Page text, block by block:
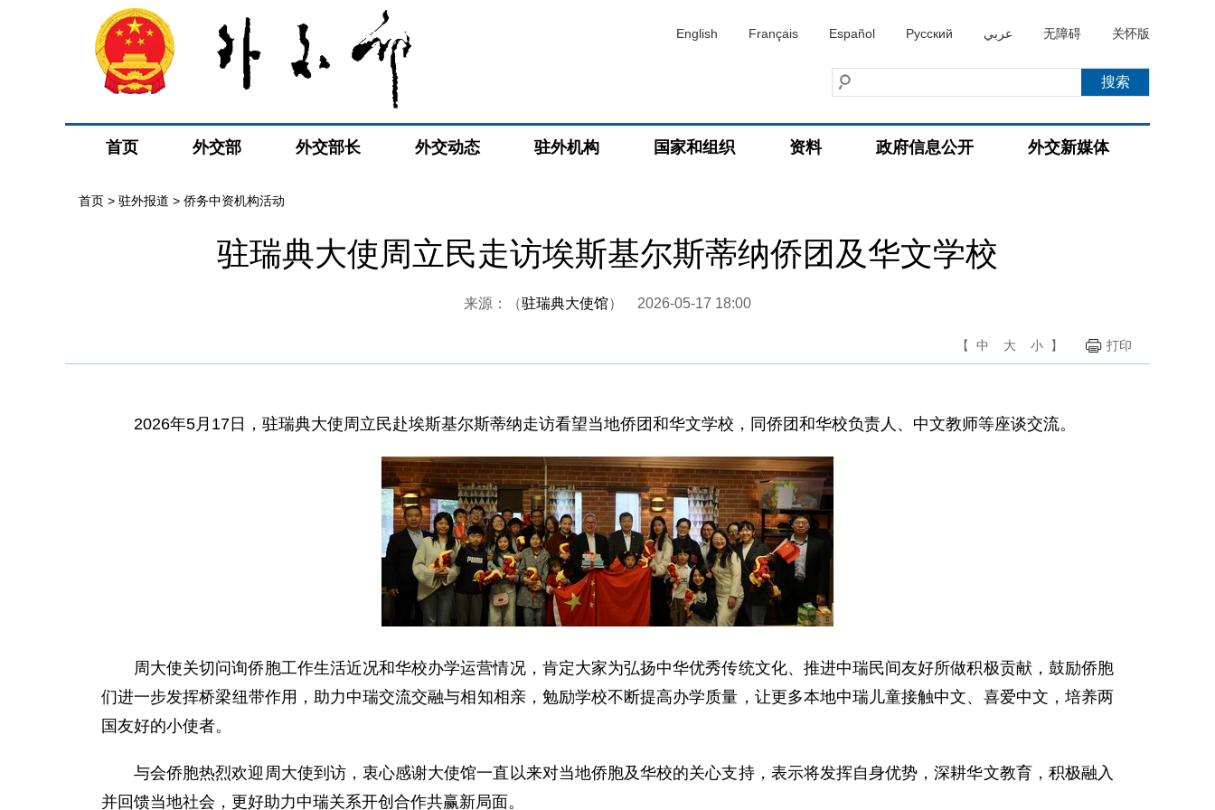
English Français Español Русский عربي 无障碍 关怀版
首页 外交部 外交部长 外交动态 驻外机构 国家和组织 资料 政府信息公开 外交新媒体
首页 > 驻外报道 > 侨务中资机构活动
驻瑞典大使周立民走访埃斯基尔斯蒂纳侨团及华文学校
来源：（驻瑞典大使馆） 2026-05-17 18:00
【 中 大 小 】 打印
2026年5月17日，驻瑞典大使周立民赴埃斯基尔斯蒂纳走访看望当地侨团和华文学校，同侨团和华校负责人、中文教师等座谈交流。
周大使关切问询侨胞工作生活近况和华校办学运营情况，肯定大家为弘扬中华优秀传统文化、推进中瑞民间友好所做积极贡献，鼓励侨胞
们进一步发挥桥梁纽带作用，助力中瑞交流交融与相知相亲，勉励学校不断提高办学质量，让更多本地中瑞儿童接触中文、喜爱中文，培养两
国友好的小使者。
与会侨胞热烈欢迎周大使到访，衷心感谢大使馆一直以来对当地侨胞及华校的关心支持，表示将发挥自身优势，深耕华文教育，积极融入
并回馈当地社会，更好助力中瑞关系开创合作共赢新局面。